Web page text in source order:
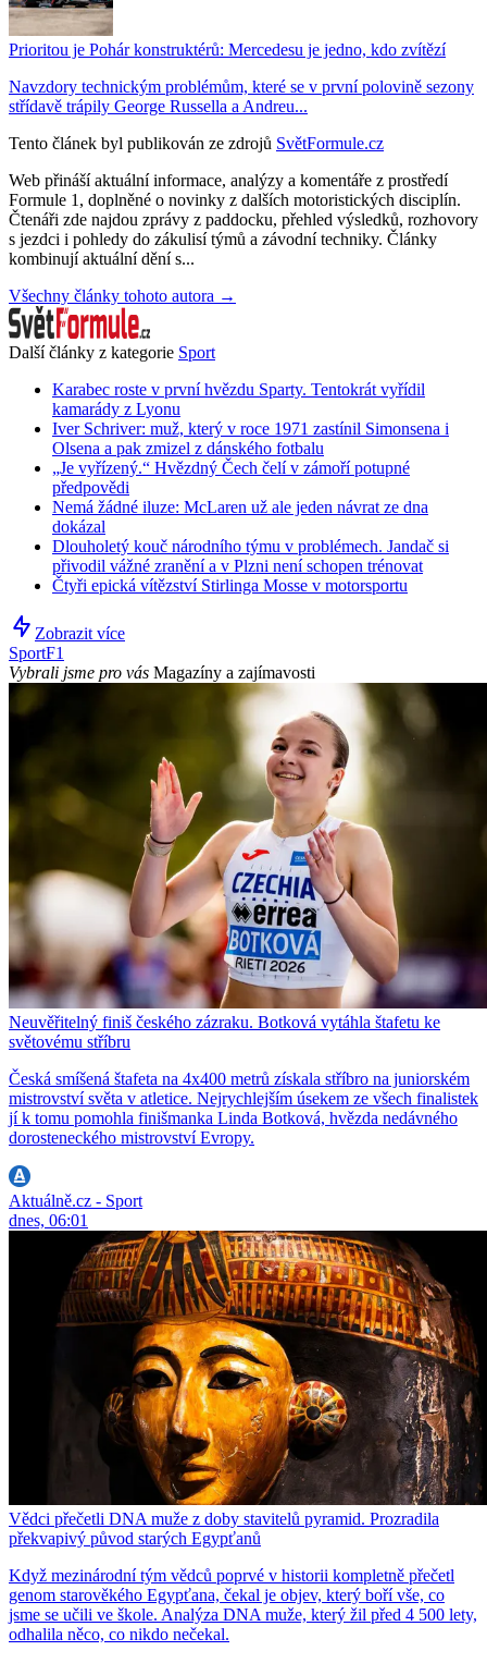
Prioritou je Pohár konstruktérů: Mercedesu je jedno, kdo zvítězí
Navzdory technickým problémům, které se v první polovině sezony
střídavě trápily George Russella a Andreu...
Tento článek byl publikován ze zdrojů SvětFormule.cz
Web přináší aktuální informace, analýzy a komentáře z prostředí
Formule 1, doplněné o novinky z dalších motoristických disciplín.
Čtenáři zde najdou zprávy z paddocku, přehled výsledků, rozhovory
s jezdci i pohledy do zákulisí týmů a závodní techniky. Články
kombinují aktuální dění s...
Všechny články tohoto autora →
Další články z kategorie Sport
Karabec roste v první hvězdu Sparty. Tentokrát vyřídil
kamarády z Lyonu
Iver Schriver: muž, který v roce 1971 zastínil Simonsena i
Olsena a pak zmizel z dánského fotbalu
„Je vyřízený.“ Hvězdný Čech čelí v zámoří potupné
předpovědi
Nemá žádné iluze: McLaren už ale jeden návrat ze dna
dokázal
Dlouholetý kouč národního týmu v problémech. Jandač si
přivodil vážné zranění a v Plzni není schopen trénovat
Čtyři epická vítězství Stirlinga Mosse v motorsportu
Zobrazit více
SportF1
Vybrali jsme pro vás Magazíny a zajímavosti
Neuvěřitelný finiš českého zázraku. Botková vytáhla štafetu ke
světovému stříbru
Česká smíšená štafeta na 4x400 metrů získala stříbro na juniorském
mistrovství světa v atletice. Nejrychlejším úsekem ze všech finalistek
jí k tomu pomohla finišmanka Linda Botková, hvězda nedávného
dorosteneckého mistrovství Evropy.
Aktuálně.cz - Sport
dnes, 06:01
Vědci přečetli DNA muže z doby stavitelů pyramid. Prozradila
překvapivý původ starých Egypťanů
Když mezinárodní tým vědců poprvé v historii kompletně přečetl
genom starověkého Egypťana, čekal je objev, který boří vše, co
jsme se učili ve škole. Analýza DNA muže, který žil před 4 500 lety,
odhalila něco, co nikdo nečekal.